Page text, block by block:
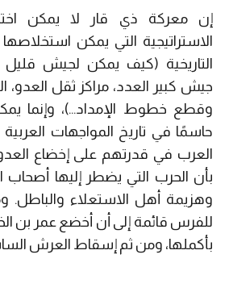
إن معركة ذي قار لا يمكن
الاستراتيجية التي يمكن
التاريخية (كيف يمكن لجيش قليل
جيش كبير العدد، مراكز ثقل العدو،
وقطع خطوط الإمداد…)، وإنما
حاسمًا في تاريخ المواجهات
العرب في قدرتهم على إخضاع العدو
بأن الحرب التي يضطر إليها
وهزيمة أهل الاستعلاء والباطل.
للفرس قائمة إلى أن أخضع عمر بن
بأكملها، ومن ثم إسقاط العرش